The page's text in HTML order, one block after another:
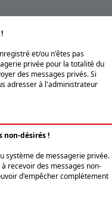
et/ou n'êtes pas
privée pour la totalité du
des messages privés. Si
adresser à l'administrateur
non-désirés !
système de messagerie privée.
recevoir des messages non-
d'empêcher complètement